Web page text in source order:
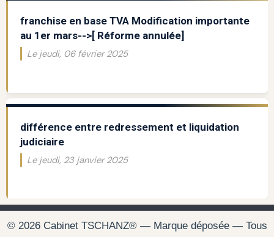
franchise en base TVA Modification importante
au 1er mars-->[ Réforme annulée]
Le jeudi, 06 février 2025
différence entre redressement et liquidation
judiciaire
Le jeudi, 23 janvier 2025
© 2026 Cabinet TSCHANZ® — Marque déposée — Tous